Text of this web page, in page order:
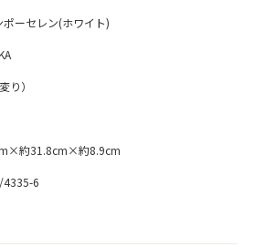
ポーセレン(ホワイト)
り）
約31.8cm×約8.9cm
6